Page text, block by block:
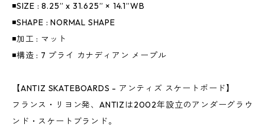
◾️SIZE : 8.25” x 31.625” × 14.1”WB
◾️SHAPE : NORMAL SHAPE
◾️加工 : マット
◾️構造 : 7 プライ カナディアン メープル
【ANTIZ SKATEBOARDS - アンティズ スケートボード】
フランス・リヨン発、ANTIZは2002年設立のアンダーグラウ
ンド・スケートブランド。